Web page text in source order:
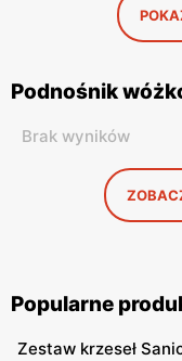
Podnośnik
Brak wyników
Popularne
Zestaw krzeseł